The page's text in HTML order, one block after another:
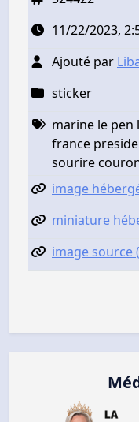
11/22/2023,
Ajouté par
sticker
marine le pen
france
sourire
image
miniature
image source